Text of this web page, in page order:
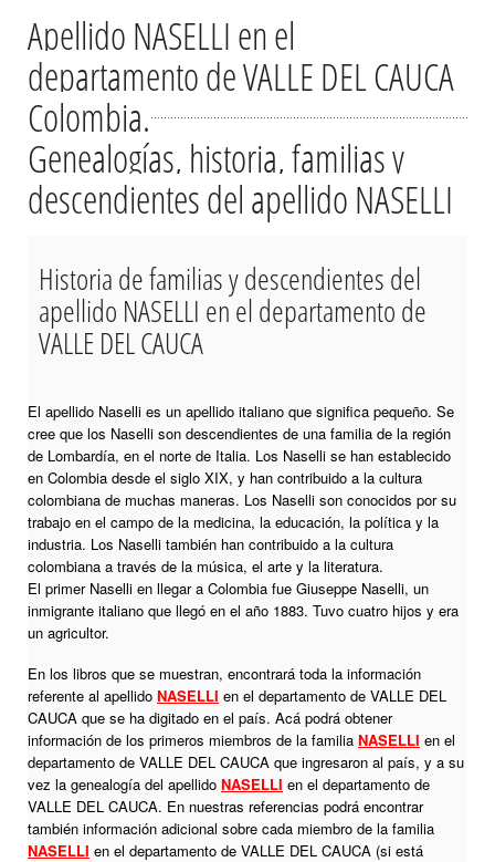
Apellido NASELLI en el
departamento de VALLE DEL CAUCA
Colombia.
Genealogías, historia, familias y
descendientes del apellido NASELLI
Historia de familias y descendientes del
apellido NASELLI en el departamento de
VALLE DEL CAUCA
El apellido Naselli es un apellido italiano que significa pequeño. Se
cree que los Naselli son descendientes de una familia de la región
de Lombardía, en el norte de Italia. Los Naselli se han establecido
en Colombia desde el siglo XIX, y han contribuido a la cultura
colombiana de muchas maneras. Los Naselli son conocidos por su
trabajo en el campo de la medicina, la educación, la política y la
industria. Los Naselli también han contribuido a la cultura
colombiana a través de la música, el arte y la literatura.
El primer Naselli en llegar a Colombia fue Giuseppe Naselli, un
inmigrante italiano que llegó en el año 1883. Tuvo cuatro hijos y era
un agricultor.
En los libros que se muestran, encontrará toda la información
referente al apellido NASELLI en el departamento de VALLE DEL
CAUCA que se ha digitado en el país. Acá podrá obtener
información de los primeros miembros de la familia NASELLI en el
departamento de VALLE DEL CAUCA que ingresaron al país, y a su
vez la genealogía del apellido NASELLI en el departamento de
VALLE DEL CAUCA. En nuestras referencias podrá encontrar
también información adicional sobre cada miembro de la familia
NASELLI en el departamento de VALLE DEL CAUCA (si está